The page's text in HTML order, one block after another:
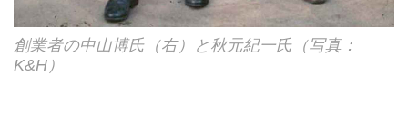
創業者の中山博氏（右）と秋元紀一氏（写真：
K&H）